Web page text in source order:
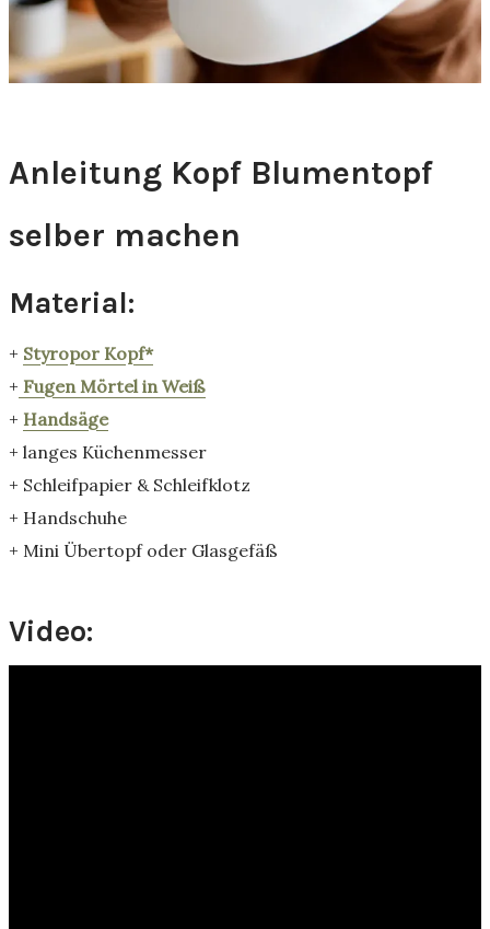
Anleitung Kopf Blumentopf
selber machen
Material:
+ Styropor Kopf*
+ Fugen Mörtel in Weiß
+ Handsäge
+ langes Küchenmesser
+ Schleifpapier & Schleifklotz
+ Handschuhe
+ Mini Übertopf oder Glasgefäß
Video: